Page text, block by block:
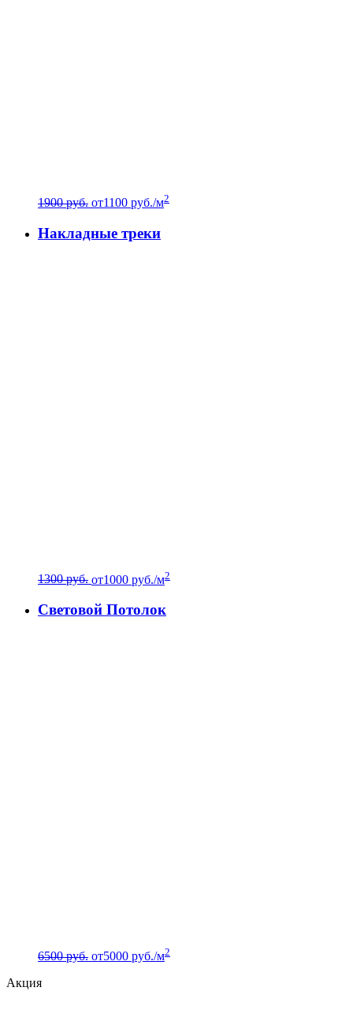
1900 руб. от1100 руб./м2
Накладные треки
1300 руб. от1000 руб./м2
Световой Потолок
6500 руб. от5000 руб./м2
Акция